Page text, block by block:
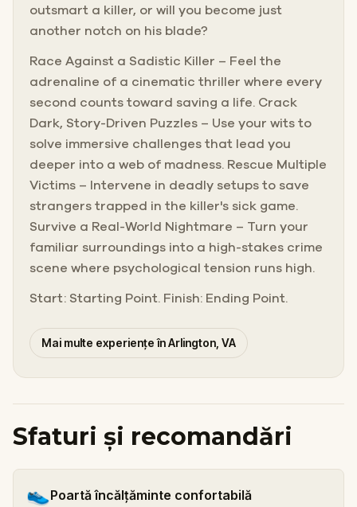
outsmart a killer, or will you become just
another notch on his blade?
Race Against a Sadistic Killer – Feel the
adrenaline of a cinematic thriller where every
second counts toward saving a life. Crack
Dark, Story-Driven Puzzles – Use your wits to
solve immersive challenges that lead you
deeper into a web of madness. Rescue Multiple
Victims – Intervene in deadly setups to save
strangers trapped in the killer's sick game.
Survive a Real-World Nightmare – Turn your
familiar surroundings into a high-stakes crime
scene where psychological tension runs high.
Start: Starting Point. Finish: Ending Point.
Mai multe experiențe în Arlington, VA
Sfaturi și recomandări
👟Poartă încălțăminte confortabilă